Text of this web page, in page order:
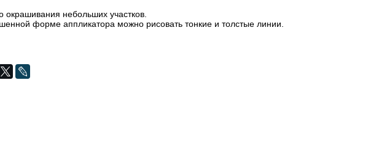
окрашивания небольших участков.
форме аппликатора можно рисовать тонкие и толстые линии.